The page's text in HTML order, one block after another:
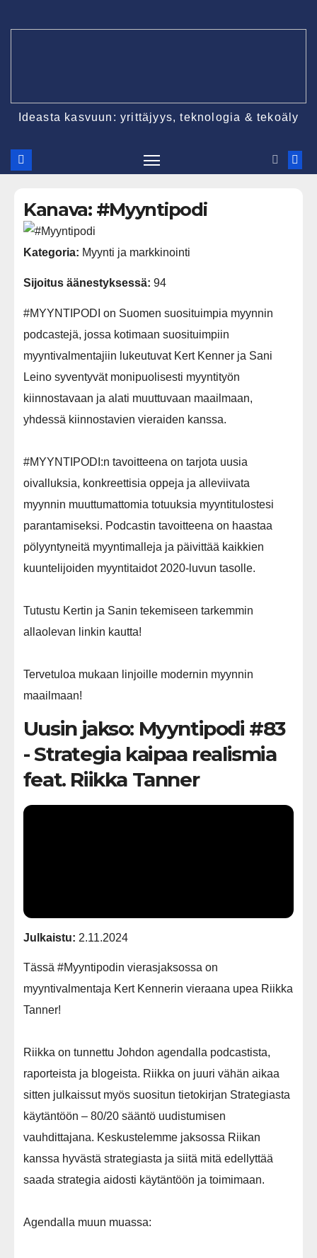
Ideasta kasvuun: yrittäjyys, teknologia & tekoäly
Kanava: #Myyntipodi
Kategoria: Myynti ja markkinointi
Sijoitus äänestyksessä: 94
#MYYNTIPODI on Suomen suosituimpia myynnin
podcastejä, jossa kotimaan suosituimpiin
myyntivalmentajiin lukeutuvat Kert Kenner ja Sani
Leino syventyvät monipuolisesti myyntityön
kiinnostavaan ja alati muuttuvaan maailmaan,
yhdessä kiinnostavien vieraiden kanssa.
#MYYNTIPODI:n tavoitteena on tarjota uusia
oivalluksia, konkreettisia oppeja ja alleviivata
myynnin muuttumattomia totuuksia myyntitulostesi
parantamiseksi. Podcastin tavoitteena on haastaa
pölyyntyneitä myyntimalleja ja päivittää kaikkien
kuuntelijoiden myyntitaidot 2020-luvun tasolle.
Tutustu Kertin ja Sanin tekemiseen tarkemmin
allaolevan linkin kautta!
Tervetuloa mukaan linjoille modernin myynnin
maailmaan!
Uusin jakso: Myyntipodi #83
- Strategia kaipaa realismia
feat. Riikka Tanner
Julkaistu: 2.11.2024
Tässä #Myyntipodin vierasjaksossa on
myyntivalmentaja Kert Kennerin vieraana upea Riikka
Tanner!
Riikka on tunnettu Johdon agendalla podcastista,
raporteista ja blogeista. Riikka on juuri vähän aikaa
sitten julkaissut myös suositun tietokirjan Strategiasta
käytäntöön – 80/20 sääntö uudistumisen
vauhdittajana. Keskustelemme jaksossa Riikan
kanssa hyvästä strategiasta ja siitä mitä edellyttää
saada strategia aidosti käytäntöön ja toimimaan.
Agendalla muun muassa: